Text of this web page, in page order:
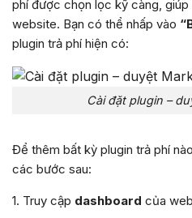
phí được chọn lọc kỹ càng,
website. Bạn có thể nhấp vào
plugin trả phí hiện có:
Cài đặt plugin –
Để thêm bất kỳ plugin trả phí
các bước sau:
1. Truy cập dashboard của